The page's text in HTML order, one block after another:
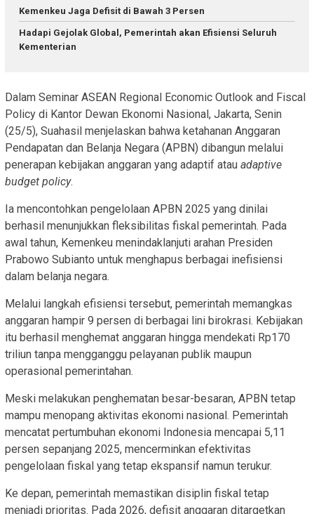
Kemenkeu Jaga Defisit di Bawah 3 Persen
Hadapi Gejolak Global, Pemerintah akan Efisiensi Seluruh
Kementerian
Dalam Seminar ASEAN Regional Economic Outlook and Fiscal
Policy di Kantor Dewan Ekonomi Nasional, Jakarta, Senin
(25/5), Suahasil menjelaskan bahwa ketahanan Anggaran
Pendapatan dan Belanja Negara (APBN) dibangun melalui
penerapan kebijakan anggaran yang adaptif atau adaptive
budget policy.
Ia mencontohkan pengelolaan APBN 2025 yang dinilai
berhasil menunjukkan fleksibilitas fiskal pemerintah. Pada
awal tahun, Kemenkeu menindaklanjuti arahan Presiden
Prabowo Subianto untuk menghapus berbagai inefisiensi
dalam belanja negara.
Melalui langkah efisiensi tersebut, pemerintah memangkas
anggaran hampir 9 persen di berbagai lini birokrasi. Kebijakan
itu berhasil menghemat anggaran hingga mendekati Rp170
triliun tanpa mengganggu pelayanan publik maupun
operasional pemerintahan.
Meski melakukan penghematan besar-besaran, APBN tetap
mampu menopang aktivitas ekonomi nasional. Pemerintah
mencatat pertumbuhan ekonomi Indonesia mencapai 5,11
persen sepanjang 2025, mencerminkan efektivitas
pengelolaan fiskal yang tetap ekspansif namun terukur.
Ke depan, pemerintah memastikan disiplin fiskal tetap
menjadi prioritas. Pada 2026, defisit anggaran ditargetkan